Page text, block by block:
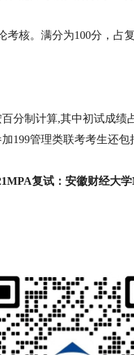
考核。满分为100分，占
分制计算,其中初试成绩
199管理类联考考生还
复试：安徽财经大